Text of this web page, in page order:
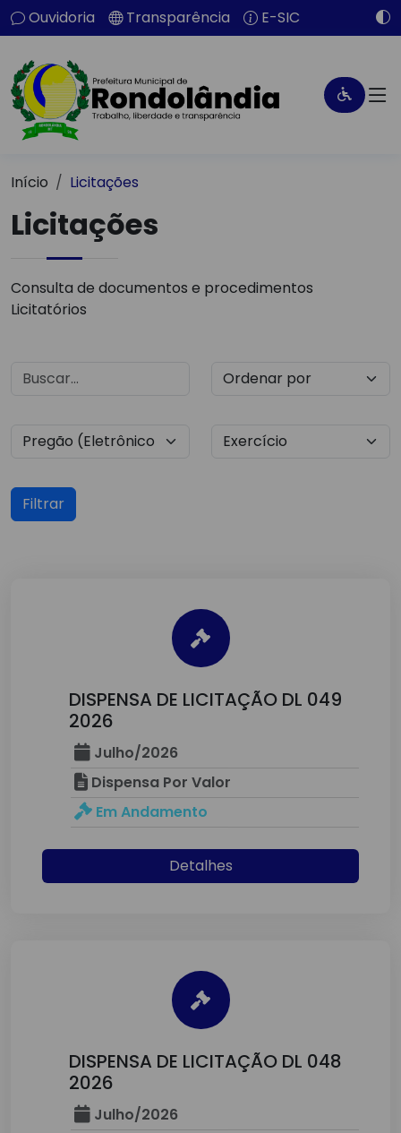
Ouvidoria Transparência E-SIC
Início Licitações
Licitações
Consulta de documentos e procedimentos
Licitatórios
Filtrar
DISPENSA DE LICITAÇÃO DL 049
2026
Julho/2026
Dispensa Por Valor
Em Andamento
Detalhes
DISPENSA DE LICITAÇÃO DL 048
2026
Julho/2026